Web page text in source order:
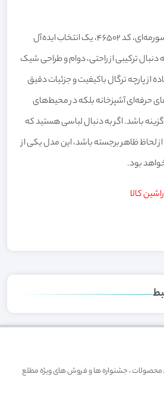
لباس سرآشپز مدل صدرا سورمه‌ای، کد 46502، یک انتخاب ایده‌آل
دنبال ترکیبی از راحتی، دوام و طراحی شیک
از پارچه ترگال باکیفیت و جزئیات دقیق
حرفه‌ای آشپزخانه بلکه در محیط‌های
باشد. اگر به دنبال لباسی هستید که
لحاظ ظاهر برجسته باشد، این مدل یکی از
بود.
راشین کالا
محصولات ، جشنواره ها و فروش های ویژه مطلع